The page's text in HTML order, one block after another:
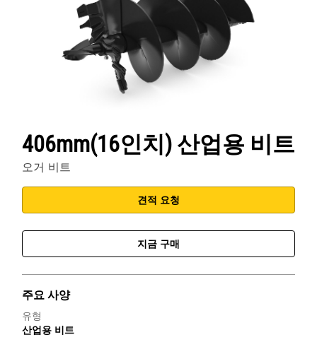
406mm(16인치) 산업용 비트
오거 비트
견적 요청
지금 구매
주요 사양
유형
산업용 비트